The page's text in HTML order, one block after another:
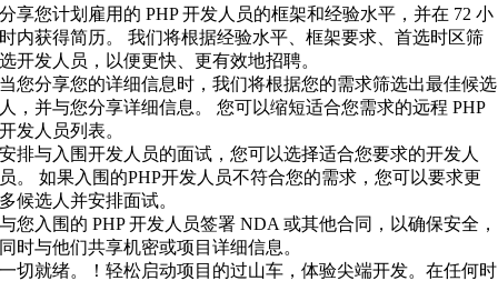
分享您计划雇用的 PHP 开发人员的框架和经验水平，并在 72 小
时内获得简历。 我们将根据经验水平、框架要求、首选时区筛
选开发人员，以便更快、更有效地招聘。
当您分享您的详细信息时，我们将根据您的需求筛选出最佳候选
人，并与您分享详细信息。 您可以缩短适合您需求的远程 PHP
开发人员列表。
安排与入围开发人员的面试，您可以选择适合您要求的开发人
员。 如果入围的PHP开发人员不符合您的需求，您可以要求更
多候选人并安排面试。
与您入围的 PHP 开发人员签署 NDA 或其他合同，以确保安全，
同时与他们共享机密或项目详细信息。
一切就绪。！轻松启动项目的过山车，体验尖端开发。在任何时